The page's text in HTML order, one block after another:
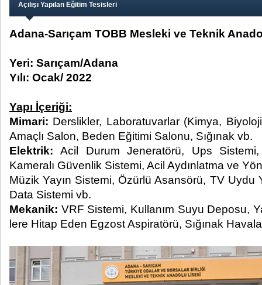
Açılışı Yapılan Eğitim Tesisleri
Adana-Sarıçam TOBB Mesleki ve Teknik
Yeri: Sarıçam/Adana
Yılı: Ocak/ 2022
Yapı İçeriği:
Mimari: Derslikler, Laboratuvarlar (Kimya,
Amaçlı Salon, Beden Eğitimi Salonu, Sığınak vb.
Elektrik:Acil Durum Jeneratörü, Ups Sistemi,
Kameralı Güvenlik Sistemi, Acil Aydınlatma ve
Müzik Yayın Sistemi, Özürlü Asansörü, TV Uydu
Data Sistemi vb.
Mekanik: VRF Sistemi, Kullanım Suyu Deposu,
lere Hitap Eden Egzost Aspiratörü, Sığınak